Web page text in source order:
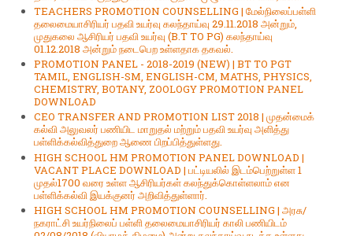
TEACHERS PROMOTION COUNSELLING | மேல்நிலைப்பள்ளி
தலைமையாசிரியர் பதவி உயர்வு கலந்தாய்வு 29.11.2018 அன்றும்,
முதுகலை ஆசிரியர் பதவி உயர்வு (B.T TO PG) கலந்தாய்வு
01.12.2018 அன்றும் நடைபெற உள்ளதாக தகவல்.
PROMOTION PANEL - 2018-2019 (NEW) | BT TO PGT
TAMIL, ENGLISH-SM, ENGLISH-CM, MATHS, PHYSICS,
CHEMISTRY, BOTANY, ZOOLOGY PROMOTION PANEL
DOWNLOAD
CEO TRANSFER AND PROMOTION LIST 2018 | முதன்மைக்
கல்வி அலுவலர் பணியிட மாறுதல் மற்றும் பதவி உயர்வு அளித்து
பள்ளிக்கல்வித்துறை ஆணை பிறப்பித்துள்ளது.
HIGH SCHOOL HM PROMOTION PANEL DOWNLOAD |
VACANT PLACE DOWNLOAD | பட்டியலில் இடம்பெற்றுள்ள 1
முதல்1700 வரை உள்ள ஆசிரியர்கள் கலந்துக்கொள்ளலாம் என
பள்ளிக்கல்வி இயக்குனர் அறிவித்துள்ளார்.
HIGH SCHOOL HM PROMOTION COUNSELLING | அரசு/
நகராட்சி உயர்நிலைப் பள்ளி தலைமையாசிரியர் காலி பணியிடம்